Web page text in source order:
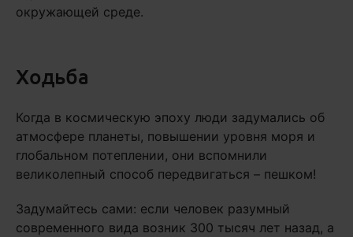
окружающей среде.
Ходьба
Когда в космическую эпоху люди задумались об
атмосфере планеты, повышении уровня моря и
глобальном потеплении, они вспомнили
великолепный способ передвигаться – пешком!
Задумайтесь сами: если человек разумный
современного вида возник 300 тысяч лет назад, а